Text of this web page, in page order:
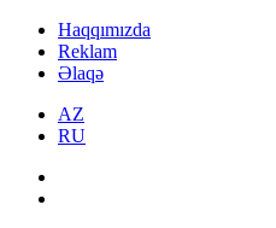
Haqqımızda
Reklam
Əlaqə
AZ
RU